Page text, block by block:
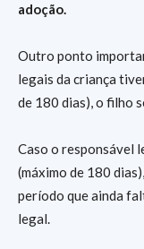
adoção.
Outro ponto
legais da criança
de 180 dias), o filho
Caso o responsável
(máximo de 180
período que ainda
legal.